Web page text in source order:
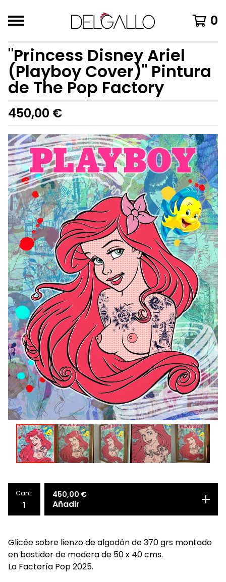
0
"Princess Disney Ariel
(Playboy Cover)" Pintura
de The Pop Factory
450,00 €
Cant. 450,00 €
Añadir
Glicée sobre lienzo de algodón de 370 grs montado
en bastidor de madera de 50 x 40 cms.
La Factoría Pop 2025.